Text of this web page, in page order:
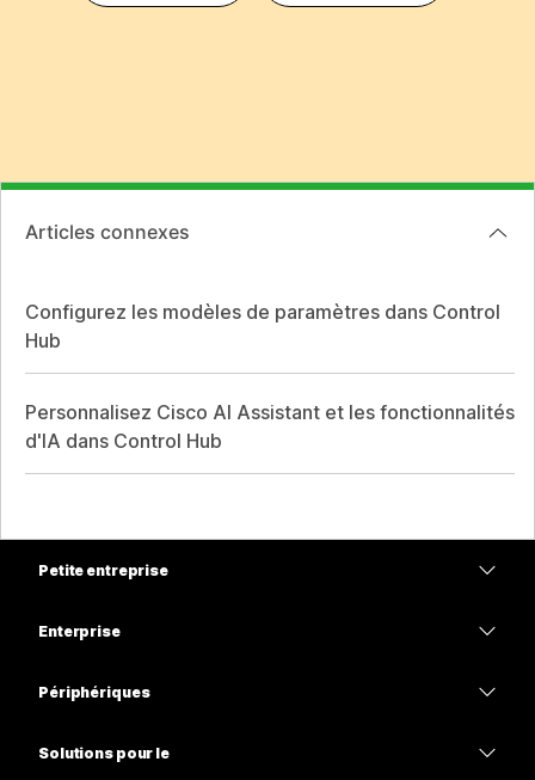
Articles connexes
Configurez les modèles de paramètres dans Control
Hub
Personnalisez Cisco AI Assistant et les fonctionnalités
d'IA dans Control Hub
Petite entreprise
Enterprise
Périphériques
Solutions pour le